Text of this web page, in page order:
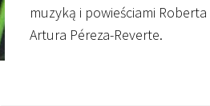
muzyką i powieściami Roberta
Artura Péreza-Reverte.